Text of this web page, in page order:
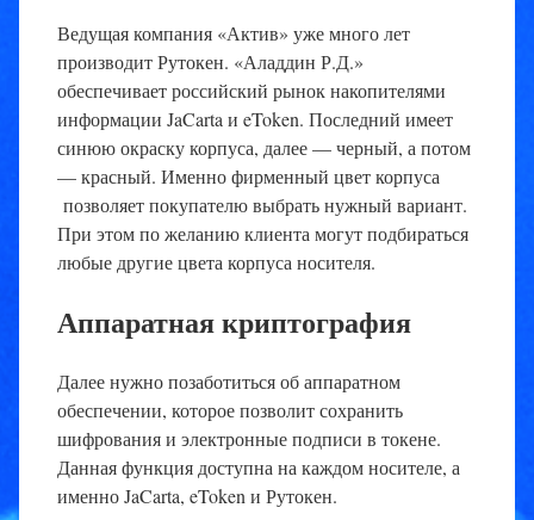
Ведущая компания «Актив» уже много лет
производит Рутокен. «Аладдин Р.Д.»
обеспечивает российский рынок накопителями
информации JaCarta и eToken. Последний имеет
синюю окраску корпуса, далее — черный, а потом
— красный. Именно фирменный цвет корпуса
позволяет покупателю выбрать нужный вариант.
При этом по желанию клиента могут подбираться
любые другие цвета корпуса носителя.
Аппаратная криптография
Далее нужно позаботиться об аппаратном
обеспечении, которое позволит сохранить
шифрования и электронные подписи в токене.
Данная функция доступна на каждом носителе, а
именно JaCarta, eToken и Рутокен.